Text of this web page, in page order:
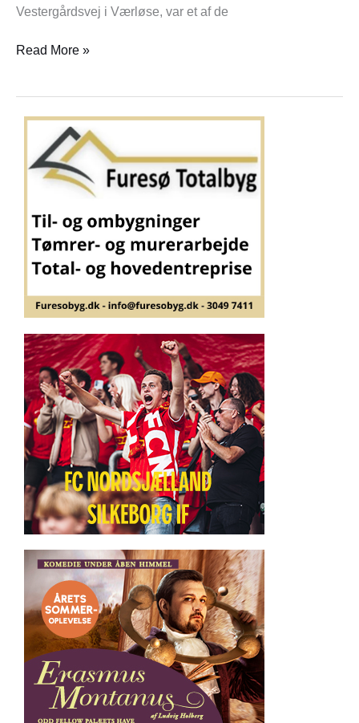
Vestergårdsvej i Værløse, var et af de
Read More »